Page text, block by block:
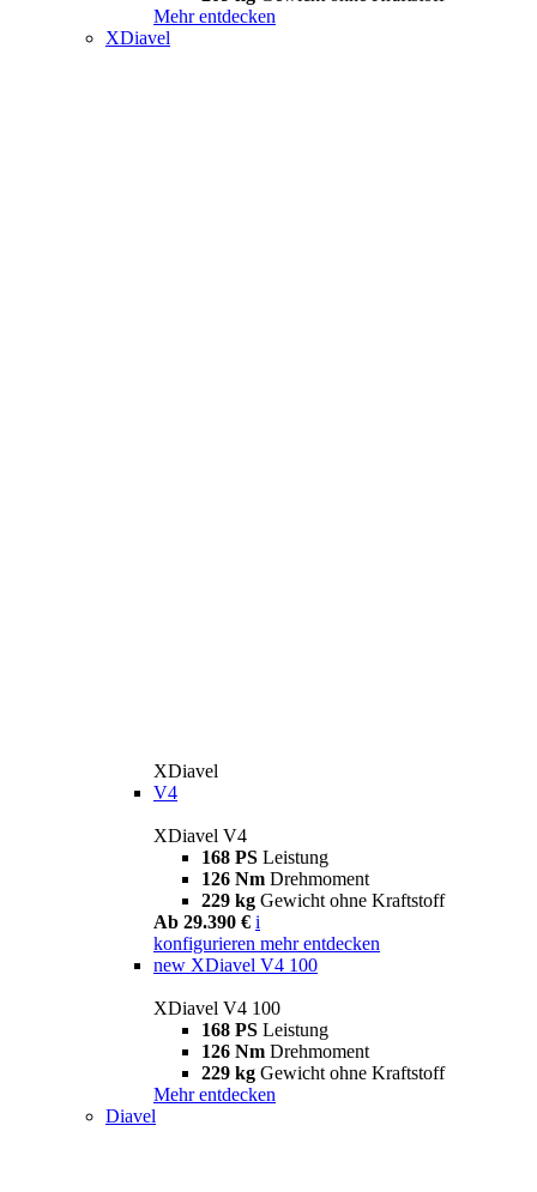
Mehr entdecken
XDiavel
XDiavel
V4
XDiavel V4
168 PS Leistung
126 Nm Drehmoment
229 kg Gewicht ohne Kraftstoff
Ab 29.390 € i
konfigurieren mehr entdecken
new XDiavel V4 100
XDiavel V4 100
168 PS Leistung
126 Nm Drehmoment
229 kg Gewicht ohne Kraftstoff
Mehr entdecken
Diavel